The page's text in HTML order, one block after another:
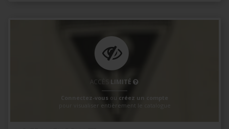
ACCÈS LIMITÉ
Connectez-vous ou créez un compte
pour visualiser entièrement le catalogue